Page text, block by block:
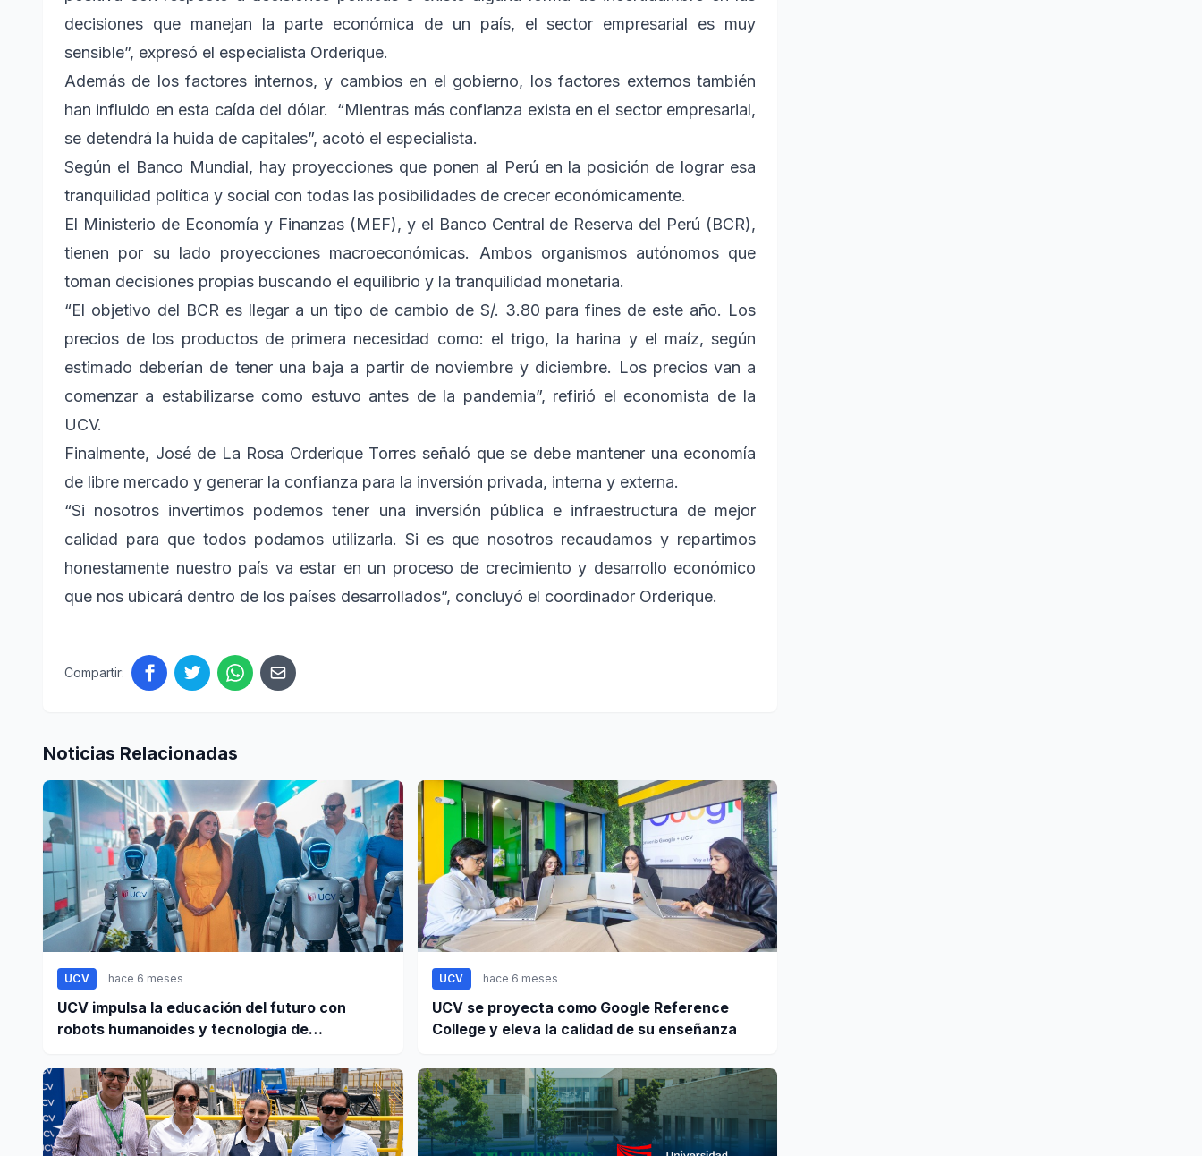
decisiones que manejan la parte económica de un país, el sector empresarial es muy
sensible”, expresó el especialista Orderique.
Además de los factores internos, y cambios en el gobierno, los factores externos también
han influido en esta caída del dólar. “Mientras más confianza exista en el sector empresarial,
se detendrá la huida de capitales”, acotó el especialista.
Según el Banco Mundial, hay proyecciones que ponen al Perú en la posición de lograr esa
tranquilidad política y social con todas las posibilidades de crecer económicamente.
El Ministerio de Economía y Finanzas (MEF), y el Banco Central de Reserva del Perú (BCR),
tienen por su lado proyecciones macroeconómicas. Ambos organismos autónomos que
toman decisiones propias buscando el equilibrio y la tranquilidad monetaria.
“El objetivo del BCR es llegar a un tipo de cambio de S/. 3.80 para fines de este año. Los
precios de los productos de primera necesidad como: el trigo, la harina y el maíz, según
estimado deberían de tener una baja a partir de noviembre y diciembre. Los precios van a
comenzar a estabilizarse como estuvo antes de la pandemia”, refirió el economista de la
UCV.
Finalmente, José de La Rosa Orderique Torres señaló que se debe mantener una economía
de libre mercado y generar la confianza para la inversión privada, interna y externa.
“Si nosotros invertimos podemos tener una inversión pública e infraestructura de mejor
calidad para que todos podamos utilizarla. Si es que nosotros recaudamos y repartimos
honestamente nuestro país va estar en un proceso de crecimiento y desarrollo económico
que nos ubicará dentro de los países desarrollados”, concluyó el coordinador Orderique.
Compartir:
Noticias Relacionadas
UCV hace 6 meses
UCV impulsa la educación del futuro con
robots humanoides y tecnología de
UCV hace 6 meses
UCV se proyecta como Google Reference
College y eleva la calidad de su enseñanza